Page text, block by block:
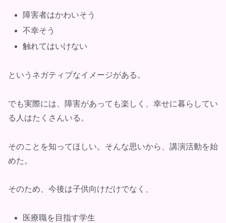
障害者はかわいそう
不幸そう
触れてはいけない
というネガティブなイメージがある。
でも実際には、障害があっても楽しく、幸せに暮らしてい
る人はたくさんいる。
そのことを知ってほしい。そんな思いから、講演活動を始
めた。
そのため、今後は子供向けだけでなく、
医療職を目指す学生